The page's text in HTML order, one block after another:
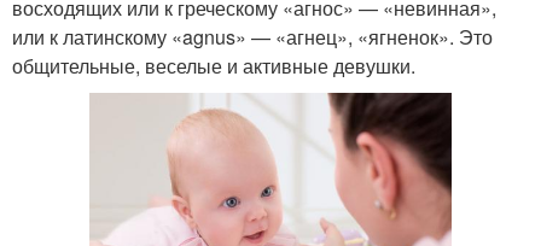
восходящих или к греческому «агнос» — «невинная»,
или к латинскому «agnus» — «агнец», «ягненок». Это
общительные, веселые и активные девушки.